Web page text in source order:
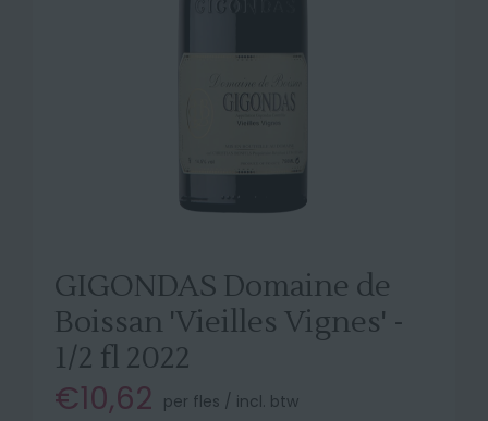
GIGONDAS Domaine de
Boissan 'Vieilles Vignes' -
1/2 fl 2022
€10,62 per fles / incl. btw